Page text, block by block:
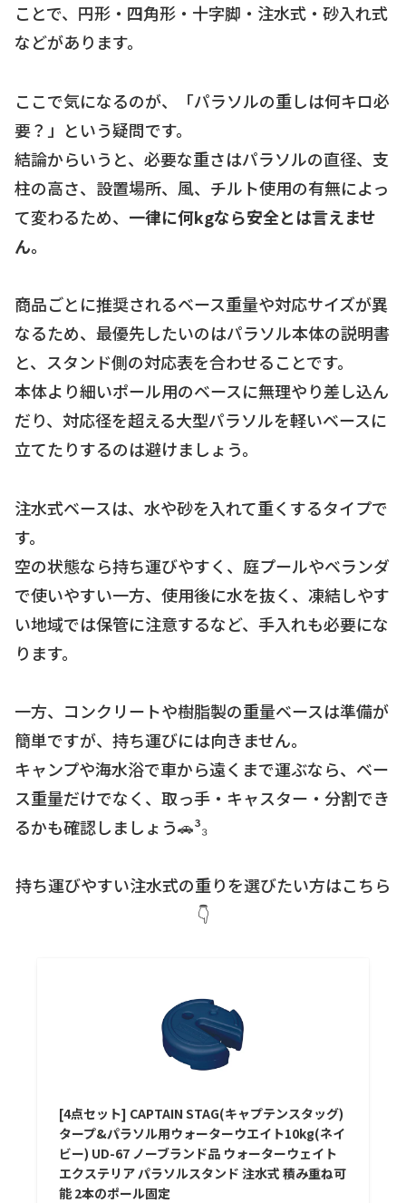
ことで、円形・四角形・十字脚・注水式・砂入れ式
などがあります。
ここで気になるのが、「パラソルの重しは何キロ必
要？」という疑問です。
結論からいうと、必要な重さはパラソルの直径、支
柱の高さ、設置場所、風、チルト使用の有無によっ
て変わるため、 一律に何kgなら安全とは言えませ
ん。
商品ごとに推奨されるベース重量や対応サイズが異
なるため、最優先したいのはパラソル本体の説明書
と、スタンド側の対応表を合わせることです。
本体より細いポール用のベースに無理やり差し込ん
だり、対応径を超える大型パラソルを軽いベースに
立てたりするのは避けましょう。
注水式ベースは、水や砂を入れて重くするタイプで
す。
空の状態なら持ち運びやすく、庭プールやベランダ
で使いやすい一方、使用後に水を抜く、凍結しやす
い地域では保管に注意するなど、手入れも必要にな
ります。
一方、コンクリートや樹脂製の重量ベースは準備が
簡単ですが、持ち運びには向きません。
キャンプや海水浴で車から遠くまで運ぶなら、ベー
ス重量だけでなく、取っ手・キャスター・分割でき
るかも確認しましょう🚗³₃
持ち運びやすい注水式の重りを選びたい方はこちら
👇
[4点セット] CAPTAIN STAG(キャプテンスタッグ)
タープ&パラソル用ウォーターウエイト10kg(ネイ
ビー) UD-67 ノーブランド品 ウォーターウェイト
エクステリア パラソルスタンド 注水式 積み重ね可
能 2本のポール固定